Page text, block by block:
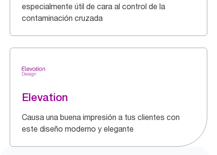
especialmente útil de cara al control de la
contaminación cruzada
Elevation
Causa una buena impresión a tus clientes con
este diseño moderno y elegante